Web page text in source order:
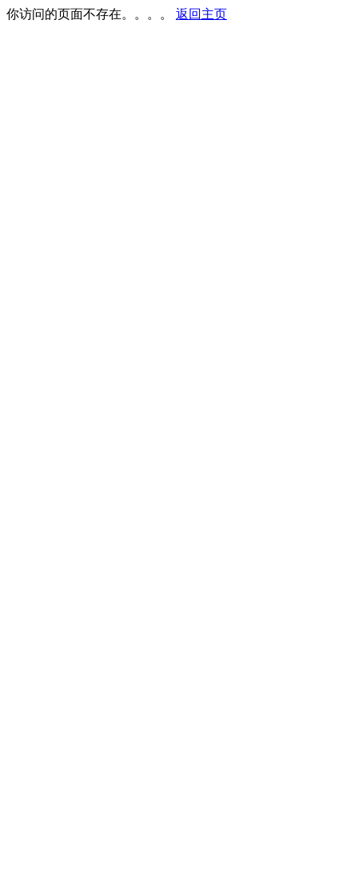
你访问的页面不存在。。。。 返回主页